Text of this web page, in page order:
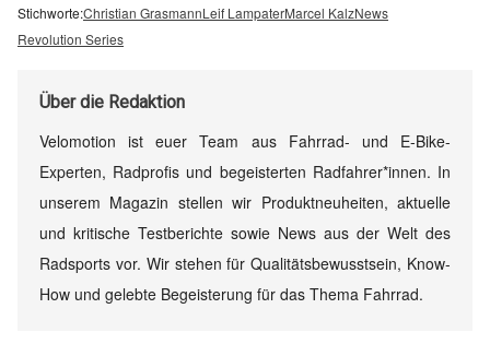
Stichworte:Christian GrasmannLeif LampaterMarcel KalzNews
Revolution Series
Überdie Redaktion
Velomotion ist euer Team aus Fahrrad- und E-Bike-
Experten, Radprofis und begeisterten Radfahrer*innen. In
unserem Magazin stellen wir Produktneuheiten, aktuelle
und kritische Testberichte sowie News aus der Welt des
Radsports vor. Wir stehen für Qualitätsbewusstsein, Know-
How und gelebte Begeisterung für das Thema Fahrrad.